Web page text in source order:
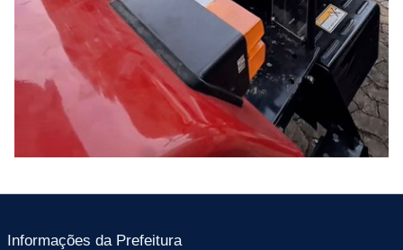
Informações da Prefeitura